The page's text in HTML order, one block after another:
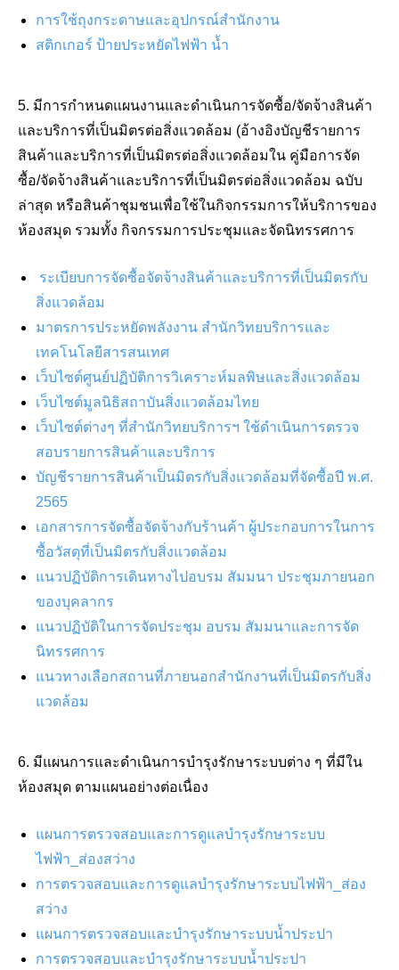
การใช้ถุงกระดาษและอุปกรณ์สำนักงาน
สติกเกอร์ ป้ายประหยัดไฟฟ้า น้ำ
5. มีการกำหนดแผนงานและดำเนินการจัดซื้อ/จัดจ้างสินค้า
และบริการที่เป็นมิตรต่อสิ่งแวดล้อม (อ้างอิงบัญชีรายการ
สินค้าและบริการที่เป็นมิตรต่อสิ่งแวดล้อมใน คู่มือการจัด
ซื้อ/จัดจ้างสินค้าและบริการที่เป็นมิตรต่อสิ่งแวดล้อม ฉบับ
ล่าสุด หรือสินค้าชุมชนเพื่อใช้ในกิจกรรมการให้บริการของ
ห้องสมุด รวมทั้ง กิจกรรมการประชุมและจัดนิทรรศการ
ระเบียบการจัดซื้อจัดจ้างสินค้าและบริการที่เป็นมิตรกับ
สิ่งแวดล้อม
มาตรการประหยัดพลังงาน สำนักวิทยบริการและ
เทคโนโลยีสารสนเทศ
เว็บไซต์ศูนย์ปฏิบัติการวิเคราะห์มลพิษและสิ่งแวดล้อม
เว็บไซต์มูลนิธิสถาบันสิ่งแวดล้อมไทย
เว็บไซต์ต่างๆ ที่สำนักวิทยบริการฯ ใช้ดำเนินการตรวจ
สอบรายการสินค้าและบริการ
บัญชีรายการสินค้าเป็นมิตรกับสิ่งแวดล้อมที่จัดซื้อปี พ.ศ.
2565
เอกสารการจัดซื้อจัดจ้างกับร้านค้า ผู้ประกอบการในการ
ซื้อวัสดุที่เป็นมิตรกับสิ่งแวดล้อม
แนวปฏิบัติการเดินทางไปอบรม สัมมนา ประชุมภายนอก
ของบุคลากร
แนวปฏิบัติในการจัดประชุม อบรม สัมมนาและการจัด
นิทรรศการ
แนวทางเลือกสถานที่ภายนอกสำนักงานที่เป็นมิตรกับสิ่ง
แวดล้อม
6. มีแผนการและดำเนินการบำรุงรักษาระบบต่าง ๆ ที่มีใน
ห้องสมุด ตามแผนอย่างต่อเนื่อง
แผนการตรวจสอบและการดูแลบำรุงรักษาระบบ
ไฟฟ้า_ส่องสว่าง
การตรวจสอบและการดูแลบำรุงรักษาระบบไฟฟ้า_ส่อง
สว่าง
แผนการตรวจสอบและบำรุงรักษาระบบน้ำประปา
การตรวจสอบและบำรุงรักษาระบบน้ำประปา